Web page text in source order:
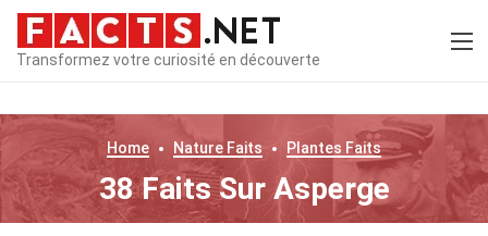
Transformez votre curiosité en découverte
Home Nature Faits Plantes Faits
38 Faits Sur Asperge